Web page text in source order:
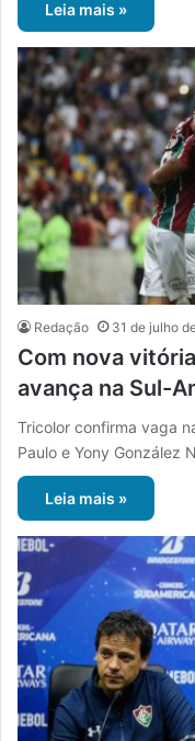
Leia mais »
Redação 31 de julho
Com nova
avança na Sul-
Tricolor confirma vaga
Paulo e Yony González
Leia mais »